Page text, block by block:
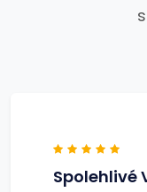
Spolehlivé